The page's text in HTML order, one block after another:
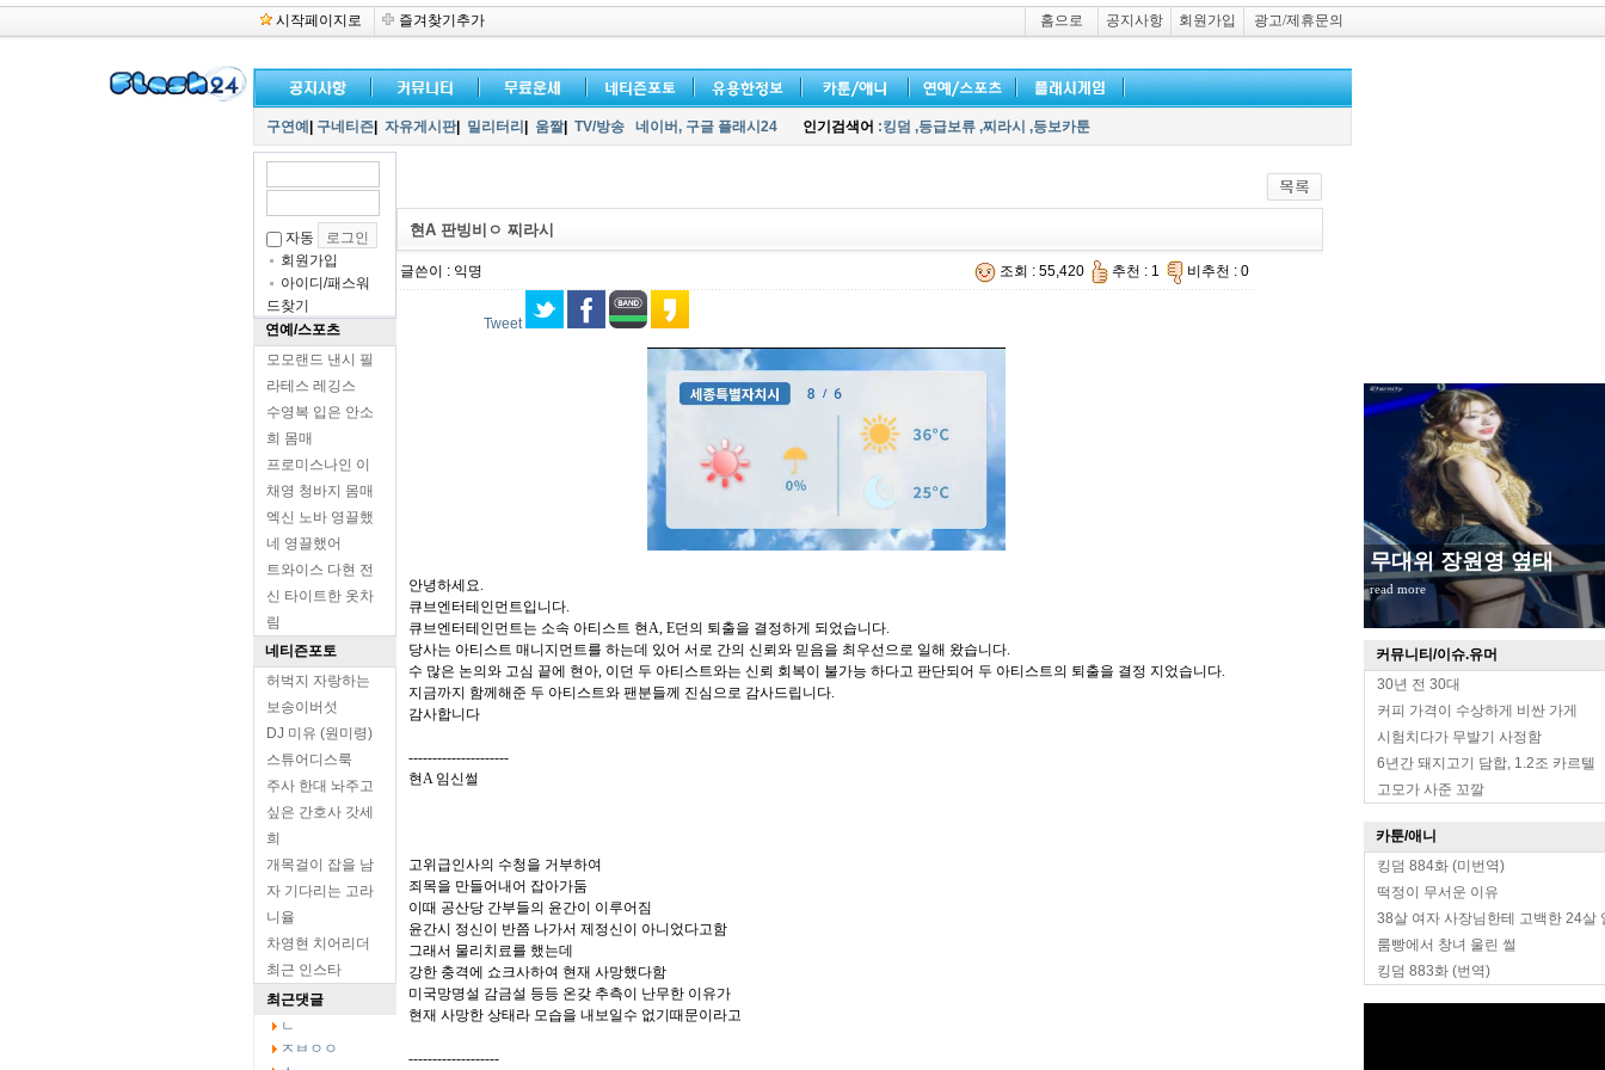
시작페이지로 즐겨찾기추가 홈으로 공지사항 회원가입 광고/제휴문의
무대위 장원영 옆태
read more
커뮤니티/이슈.유머
30년 전 30대
커피 가격이 수상하게 비싼 가게
시험치다가 무발기 사정함
6년간 돼지고기 담합, 1.2조 카르텔
고모가 사준 꼬깔
카툰/애니
킹덤 884화 (미번역)
떡정이 무서운 이유
38살 여자 사장님한테 고백한 24살
룸빵에서 창녀 울린 썰
킹덤 883화 (번역)
구연예 구네티즌 자유게시판| 밀리터리 움짤| TV/방송 네이버, 구글 플래시24 인기검색어 :킹덤 ,등급보류 ,찌라시 ,등보카툰
자동
회원가입
아이디/패스워
드찾기
연예/스포츠
모모랜드 낸시 필
라테스 레깅스
수영복 입은 안소
희 몸매
프로미스나인 이
채영 청바지 몸매
엑신 노바 영끌했
네 영끌했어
트와이스 다현 전
신 타이트한 옷차
림
네티즌포토
허벅지 자랑하는
보송이버섯
DJ 미유 (원미령)
스튜어디스룩
주사 한대 놔주고
싶은 간호사 갓세
희
개목걸이 잡을 남
자 기다리는 고라
니율
차영현 치어리더
최근 인스타
최근댓글
ㄴ
ㅈㅂㅇㅇ
현A 판빙비ㅇ 찌라시
글쓴이 : 익명 조회 : 55,420 추천 : 1 비추천 : 0
Tweet
u
안녕하세요.
큐브엔터테인먼트입니다.
큐브엔터테인먼트는 소속 아티스트 현A, E던의 퇴출을 결정하게 되었습니다.
당사는 아티스트 매니지먼트를 하는데 있어 서로 간의 신뢰와 믿음을 최우선으로 일해 왔습니다.
수 많은 논의와 고심 끝에 현아, 이던 두 아티스트와는 신뢰 회복이 불가능 하다고 판단되어 두 아티스트의 퇴출을 결정 지었습니다.
지금까지 함께해준 두 아티스트와 팬분들께 진심으로 감사드립니다.
감사합니다
---------------------
현A 임신썰
고위급인사의 수청을 거부하여
죄목을 만들어내어 잡아가둠
이때 공산당 간부들의 윤간이 이루어짐
윤간시 정신이 반쯤 나가서 제정신이 아니었다고함
그래서 물리치료를 했는데
강한 충격에 쇼크사하여 현재 사망했다함
미국망명설 감금설 등등 온갖 추측이 난무한 이유가
현재 사망한 상태라 모습을 내보일수 없기때문이라고
-------------------